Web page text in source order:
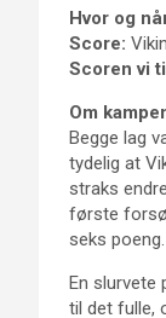
Hvor og
Score:
Scoren vi
Om
Begge lag
tydelig at
straks
første
seks
En slurvete
til det fulle,